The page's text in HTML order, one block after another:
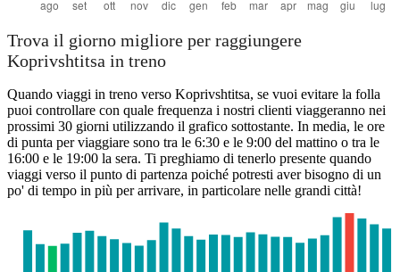
Trova il giorno migliore per raggiungere
Koprivshtitsa in treno
Quando viaggi in treno verso Koprivshtitsa, se vuoi evitare la folla
puoi controllare con quale frequenza i nostri clienti viaggeranno nei
prossimi 30 giorni utilizzando il grafico sottostante. In media, le ore
di punta per viaggiare sono tra le 6:30 e le 9:00 del mattino o tra le
16:00 e le 19:00 la sera. Ti preghiamo di tenerlo presente quando
viaggi verso il punto di partenza poiché potresti aver bisogno di un
po' di tempo in più per arrivare, in particolare nelle grandi città!